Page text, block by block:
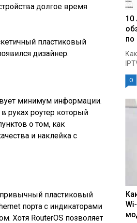
долгое время
пластиковый
дизайнер.
минимум информации.
руках роутер который
о том, как
и наклейка с
пластиковый
порта с индикаторами
Хотя RouterOS позволяет
10
по
0